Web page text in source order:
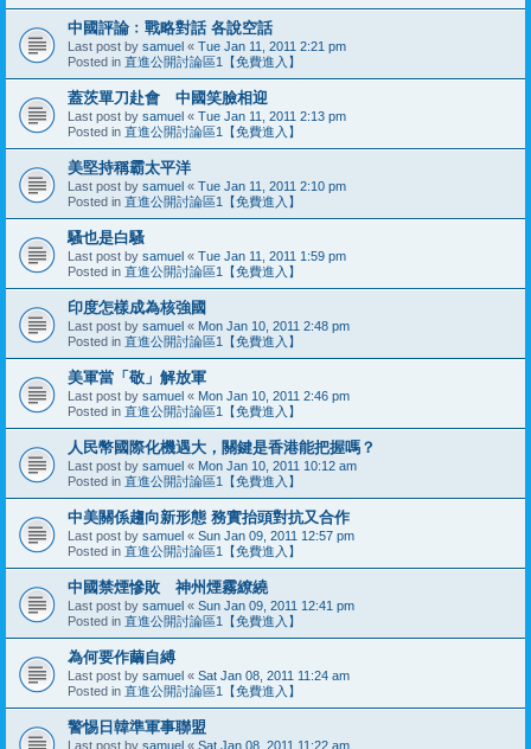
中國評論﹕戰略對話 各說空話
Last post by samuel « Tue Jan 11, 2011 2:21 pm
Posted in 直進公開討論區1【免費進入】
蓋茨單刀赴會 中國笑臉相迎
Last post by samuel « Tue Jan 11, 2011 2:13 pm
Posted in 直進公開討論區1【免費進入】
美堅持稱霸太平洋
Last post by samuel « Tue Jan 11, 2011 2:10 pm
Posted in 直進公開討論區1【免費進入】
騷也是白騷
Last post by samuel « Tue Jan 11, 2011 1:59 pm
Posted in 直進公開討論區1【免費進入】
印度怎樣成為核強國
Last post by samuel « Mon Jan 10, 2011 2:48 pm
Posted in 直進公開討論區1【免費進入】
美軍當「敬」解放軍
Last post by samuel « Mon Jan 10, 2011 2:46 pm
Posted in 直進公開討論區1【免費進入】
人民幣國際化機遇大，關鍵是香港能把握嗎？
Last post by samuel « Mon Jan 10, 2011 10:12 am
Posted in 直進公開討論區1【免費進入】
中美關係趨向新形態 務實抬頭對抗又合作
Last post by samuel « Sun Jan 09, 2011 12:57 pm
Posted in 直進公開討論區1【免費進入】
中國禁煙慘敗 神州煙霧繚繞
Last post by samuel « Sun Jan 09, 2011 12:41 pm
Posted in 直進公開討論區1【免費進入】
為何要作繭自縛
Last post by samuel « Sat Jan 08, 2011 11:24 am
Posted in 直進公開討論區1【免費進入】
警惕日韓準軍事聯盟
Last post by samuel « Sat Jan 08, 2011 11:22 am